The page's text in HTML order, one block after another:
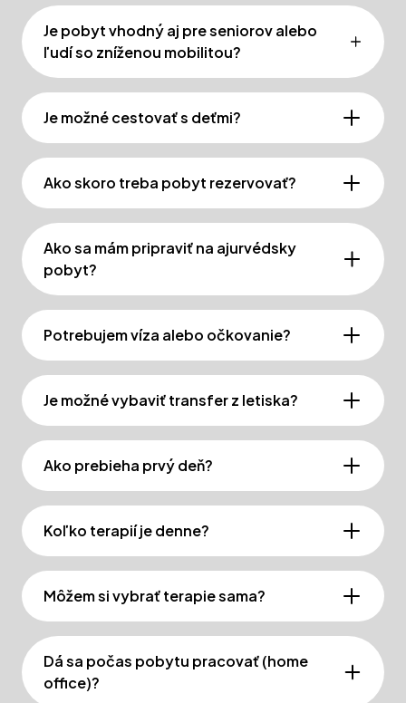
Je pobyt vhodný aj pre seniorov alebo
ľudí so zníženou mobilitou?
Je možné cestovať s deťmi?
Ako skoro treba pobyt rezervovať?
Ako sa mám pripraviť na ajurvédsky
pobyt?
Potrebujem víza alebo očkovanie?
Je možné vybaviť transfer z letiska?
Ako prebieha prvý deň?
Koľko terapií je denne?
Môžem si vybrať terapie sama?
Dá sa počas pobytu pracovať (home
office)?